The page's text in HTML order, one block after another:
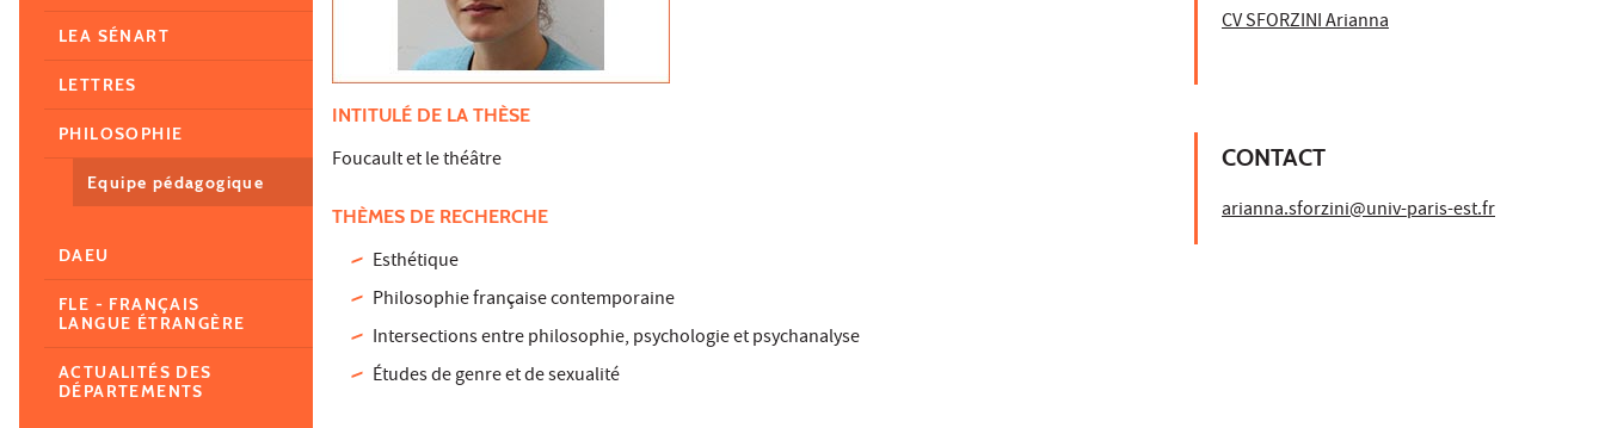
INTITULÉ DE LA THÈSE
Foucault et le théâtre
THÈMES DE RECHERCHE
Esthétique
Philosophie française contemporaine
Intersections entre philosophie, psychologie et psychanalyse
Études de genre et de sexualité
CV SFORZINI Arianna
CONTACT
arianna.sforzini@univ-paris-est.fr
LEA SÉNART
LETTRES
PHILOSOPHIE
Equipe pédagogique
DAEU
FLE - FRANÇAIS
LANGUE ÉTRANGÈRE
ACTUALITÉS DES
DÉPARTEMENTS